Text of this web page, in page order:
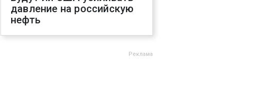
давление на российскую
нефть